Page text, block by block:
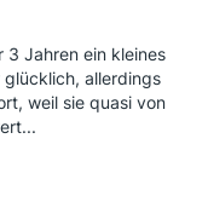
3 Jahren ein kleines
allerdings
weil sie quasi von